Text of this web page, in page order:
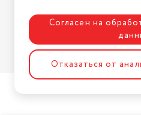
Разработка сайта
Согласен на
Отказаться от